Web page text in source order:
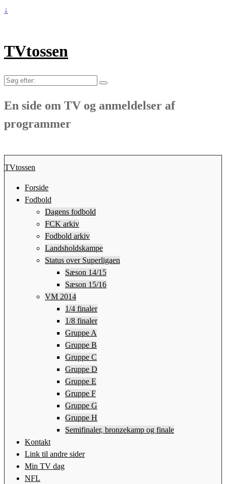
↓
TVtossen
Søg
En side om TV og anmeldelser af
programmer
TVtossen
Forside
Fodbold
Dagens fodbold
FCK arkiv
Fodbold arkiv
Landsholdskampe
Status over Superligaen
Sæson 14/15
Sæson 15/16
VM 2014
1/4 finaler
1/8 finaler
Gruppe A
Gruppe B
Gruppe C
Gruppe D
Gruppe E
Gruppe F
Gruppe G
Gruppe H
Semifinaler, bronzekamp og finale
Kontakt
Link til andre sider
Min TV dag
NFL